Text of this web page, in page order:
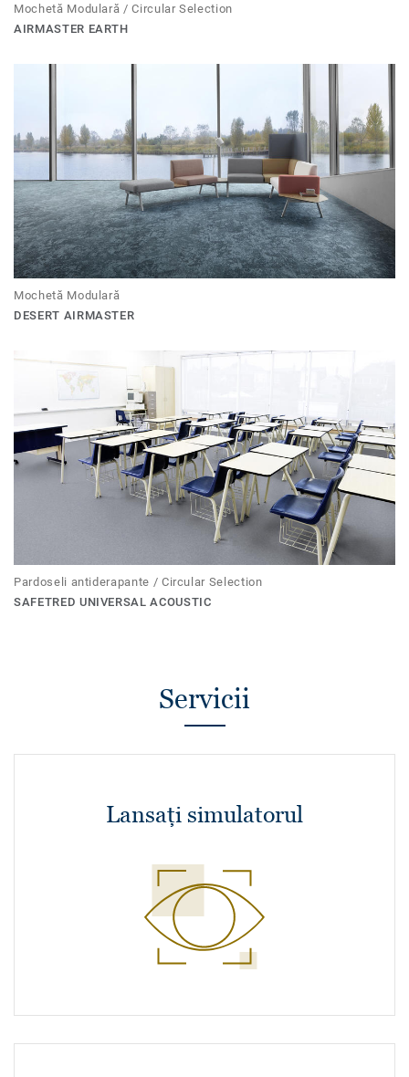
Mochetă Modulară / Circular Selection
AIRMASTER EARTH
Mochetă Modulară
DESERT AIRMASTER
Pardoseli antiderapante / Circular Selection
SAFETRED UNIVERSAL ACOUSTIC
Servicii
Lansați simulatorul